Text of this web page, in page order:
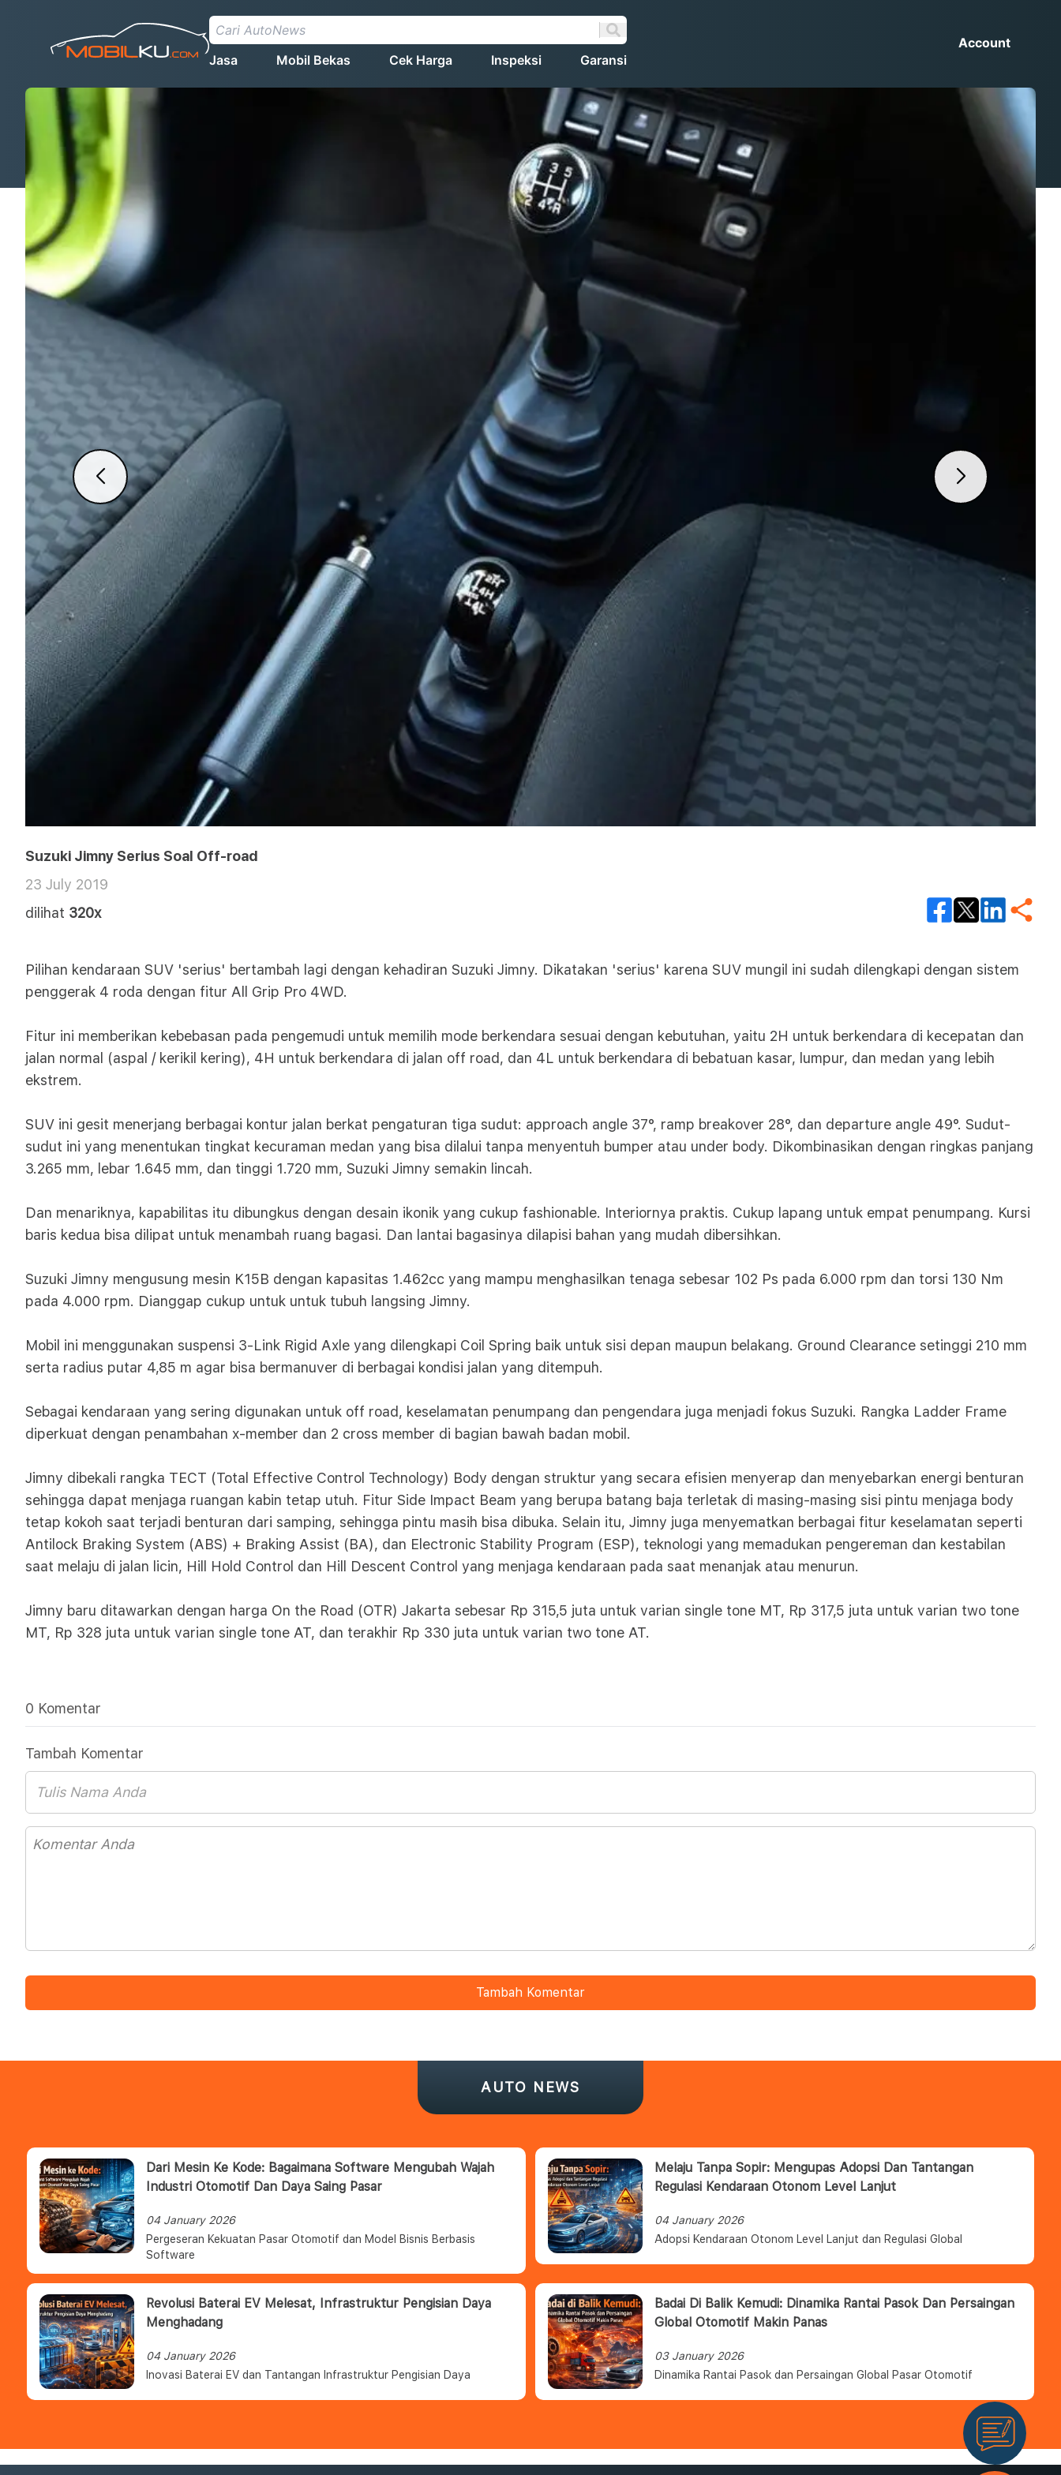
Jasa Mobil Bekas Cek Harga Inspeksi Garansi
Account
Suzuki Jimny Serius Soal Off-road
23 July 2019
dilihat 320x
Pilihan kendaraan SUV 'serius' bertambah lagi dengan kehadiran Suzuki Jimny. Dikatakan 'serius' karena SUV mungil ini sudah dilengkapi dengan sistem
penggerak 4 roda dengan fitur All Grip Pro 4WD.
Fitur ini memberikan kebebasan pada pengemudi untuk memilih mode berkendara sesuai dengan kebutuhan, yaitu 2H untuk berkendara di kecepatan dan
jalan normal (aspal / kerikil kering), 4H untuk berkendara di jalan off road, dan 4L untuk berkendara di bebatuan kasar, lumpur, dan medan yang lebih
ekstrem.
SUV ini gesit menerjang berbagai kontur jalan berkat pengaturan tiga sudut: approach angle 37°, ramp breakover 28°, dan departure angle 49°. Sudut-
sudut ini yang menentukan tingkat kecuraman medan yang bisa dilalui tanpa menyentuh bumper atau under body. Dikombinasikan dengan ringkas panjang
3.265 mm, lebar 1.645 mm, dan tinggi 1.720 mm, Suzuki Jimny semakin lincah.
Dan menariknya, kapabilitas itu dibungkus dengan desain ikonik yang cukup fashionable. Interiornya praktis. Cukup lapang untuk empat penumpang. Kursi
baris kedua bisa dilipat untuk menambah ruang bagasi. Dan lantai bagasinya dilapisi bahan yang mudah dibersihkan.
Suzuki Jimny mengusung mesin K15B dengan kapasitas 1.462cc yang mampu menghasilkan tenaga sebesar 102 Ps pada 6.000 rpm dan torsi 130 Nm
pada 4.000 rpm. Dianggap cukup untuk untuk tubuh langsing Jimny.
Mobil ini menggunakan suspensi 3-Link Rigid Axle yang dilengkapi Coil Spring baik untuk sisi depan maupun belakang. Ground Clearance setinggi 210 mm
serta radius putar 4,85 m agar bisa bermanuver di berbagai kondisi jalan yang ditempuh.
Sebagai kendaraan yang sering digunakan untuk off road, keselamatan penumpang dan pengendara juga menjadi fokus Suzuki. Rangka Ladder Frame
diperkuat dengan penambahan x-member dan 2 cross member di bagian bawah badan mobil.
Jimny dibekali rangka TECT (Total Effective Control Technology) Body dengan struktur yang secara efisien menyerap dan menyebarkan energi benturan
sehingga dapat menjaga ruangan kabin tetap utuh. Fitur Side Impact Beam yang berupa batang baja terletak di masing-masing sisi pintu menjaga body
tetap kokoh saat terjadi benturan dari samping, sehingga pintu masih bisa dibuka. Selain itu, Jimny juga menyematkan berbagai fitur keselamatan seperti
Antilock Braking System (ABS) + Braking Assist (BA), dan Electronic Stability Program (ESP), teknologi yang memadukan pengereman dan kestabilan
saat melaju di jalan licin, Hill Hold Control dan Hill Descent Control yang menjaga kendaraan pada saat menanjak atau menurun.
Jimny baru ditawarkan dengan harga On the Road (OTR) Jakarta sebesar Rp 315,5 juta untuk varian single tone MT, Rp 317,5 juta untuk varian two tone
MT, Rp 328 juta untuk varian single tone AT, dan terakhir Rp 330 juta untuk varian two tone AT.
0 Komentar
Tambah Komentar
Tambah Komentar
AUTO NEWS
Dari Mesin Ke Kode: Bagaimana Software Mengubah Wajah
Industri Otomotif Dan Daya Saing Pasar
04 January 2026
Pergeseran Kekuatan Pasar Otomotif dan Model Bisnis Berbasis
Software
Melaju Tanpa Sopir: Mengupas Adopsi Dan Tantangan
Regulasi Kendaraan Otonom Level Lanjut
04 January 2026
Adopsi Kendaraan Otonom Level Lanjut dan Regulasi Global
Revolusi Baterai EV Melesat, Infrastruktur Pengisian Daya
Menghadang
04 January 2026
Inovasi Baterai EV dan Tantangan Infrastruktur Pengisian Daya
Badai Di Balik Kemudi: Dinamika Rantai Pasok Dan Persaingan
Global Otomotif Makin Panas
03 January 2026
Dinamika Rantai Pasok dan Persaingan Global Pasar Otomotif